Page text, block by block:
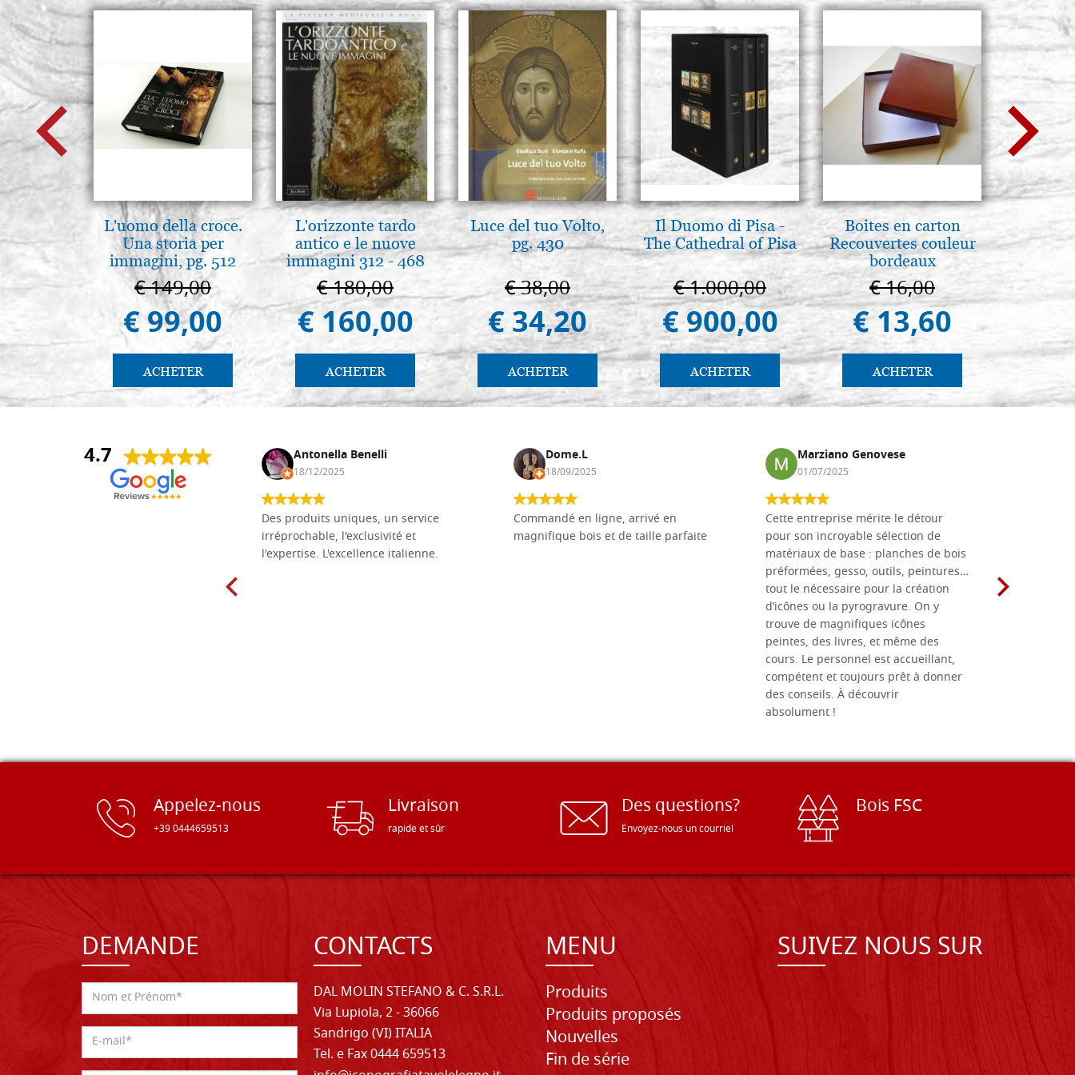
L'uomo della croce.
Una storia per
immagini, pg. 512
€ 149,00
€ 99,00
ACHETER
L'orizzonte tardo
antico e le nuove
immagini 312 - 468
€ 180,00
€ 160,00
ACHETER
Luce del tuo Volto,
pg. 430
€ 38,00
€ 34,20
ACHETER
Il Duomo di Pisa -
The Cathedral of Pisa
€ 1.000,00
€ 900,00
ACHETER
Boites en carton
Recouvertes couleur
bordeaux
€ 16,00
€ 13,60
ACHETER
Mère
€
4.7
Daniel Vandewalle Antonella Benelli
18/12/2025
Des produits uniques, un service
irréprochable, l'exclusivité et
l'expertise. L'excellence italienne.
Dome.L
18/09/2025
Commandé en ligne, arrivé en
magnifique bois et de taille parfaite
Marziano Genovese
01/07/2025
Cette entreprise mérite le détour
pour son incroyable sélection de
matériaux de base : planches de bois
préformées, gesso, outils, peintures…
tout le nécessaire pour la création
d’icônes ou la pyrogravure. On y
trouve de magnifiques icônes
peintes, des livres, et même des
cours. Le personnel est accueillant,
compétent et toujours prêt à donner
des conseils. À découvrir
absolument !
Appelez-nous
+39 0444659513
Livraison
rapide et sûr
Des questions?
Envoyez-nous un courriel
Bois FSC
DEMANDE CONTACTS
DAL MOLIN STEFANO & C. S.R.L.
Via Lupiola, 2 - 36066
Sandrigo (VI) ITALIA
Tel. e Fax 0444 659513
MENU
Produits
Produits proposés
Nouvelles
Fin de série
SUIVEZ NOUS SUR